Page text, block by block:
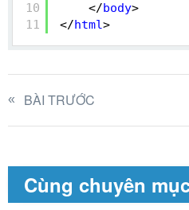
10
11
</body>
</html>
BÀI TRƯỚC
Cùng chuyên